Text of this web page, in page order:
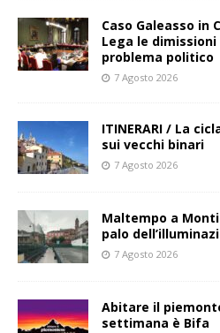
Caso Galeasso in
Lega le
problema politico
7 Agosto 2026
ITINERARI / La
sui vecchi binari
7 Agosto 2026
Maltempo a
palo
7 Agosto 2026
Abitare il
settimana è Bifa